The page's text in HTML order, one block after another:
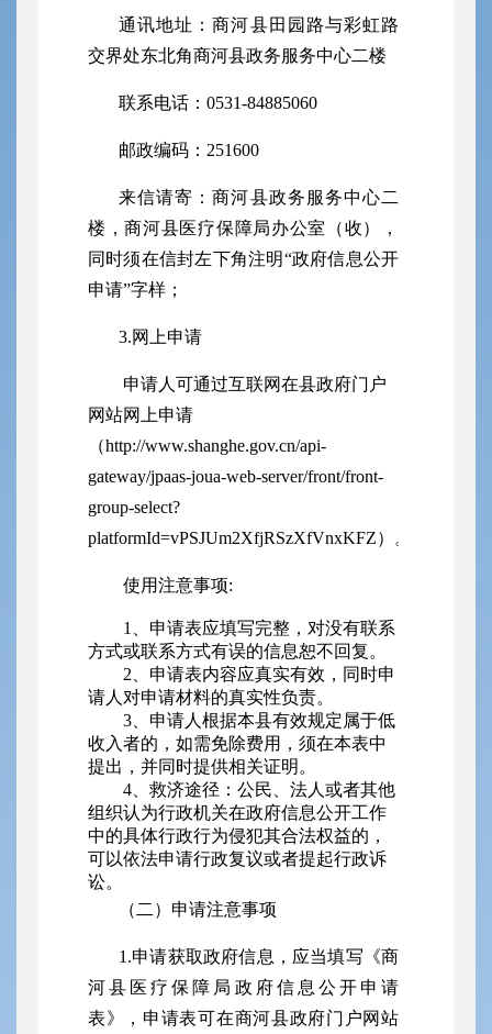
通讯地址：商河县田园路与彩虹路
交界处东北角商河县政务服务中心二楼
联系电话： 0531-84885060
邮政编码： 251600
来信请寄：商河县政务服务中心二
楼 ，商河县医疗保障局办公室（收），
同时须在信封左下角注明“政府信息公开
申请”字样；
3.网上申请
申请人可通过互联网在县政府门户
网站网
上申请
（http://www.shanghe.gov.cn/api-
gateway/jpaas-joua-web-server/front/front-
group-select?
platformId=vPSJUm2XfjRSzXfVnxKFZ） 。
使用注意事项:
1、申请表应填写完整，对没有联系
方式或联系方式有误的信息恕不回复。
2、申请表内容应真实有效，同时申
请人对申请材料的真实性负责。
3、申请人根据本县有效规定属于低
收入者的，如需免除费用，须在本表中
提出，并同时提供相关证明。
4、救济途径：公民、法人或者其他
组织认为行政机关在政府信息公开工作
中的具体行政行为侵犯其合法权益的，
可以依法申请行政复议或者提起行政诉
讼。
（二）申请注意事项
1.申请获取政府信息，应当填写《商
河县 医疗保障局 政府信息公开申请
表》，申请表可在商河县政府门户网站